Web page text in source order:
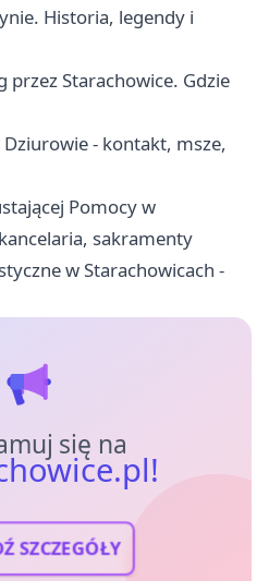
Historia, legendy i
przez Starachowice. Gdzie
Dziurowie - kontakt, msze,
Pomocy w
sakramenty
w Starachowicach -
się na
SZCZEGÓŁY